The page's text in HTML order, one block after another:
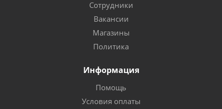
Сотрудники
Вакансии
Магазины
Политика
Информация
Помощь
Условия оплаты